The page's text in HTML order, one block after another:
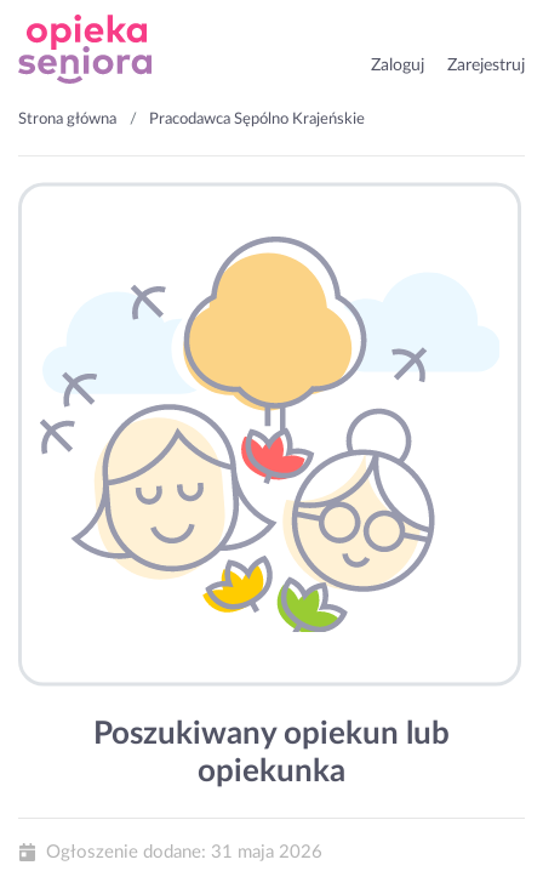
Zaloguj Zarejestruj
Strona główna Pracodawca Sępólno Krajeńskie
Poszukiwany opiekun lub
opiekunka
Ogłoszenie dodane: 31 maja 2026